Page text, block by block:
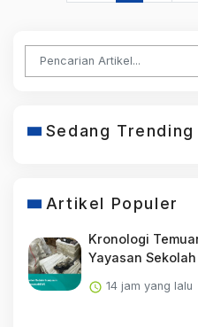
Sedang Trending
Artikel Populer
Kronologi
Yayasan
14 jam yang lalu